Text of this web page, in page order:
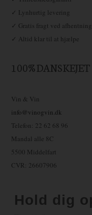
✓ Lynhurtig levering
✓ Gratis fragt ved
✓ Altid klar til at hjælpe
100% DANSKEJET
Vin & Vin
info@vinogvin.dk
Telefon: 22 62 68 96
Mandal alle 8C
5500 Middelfart
CVR: 26607906
Hold dig